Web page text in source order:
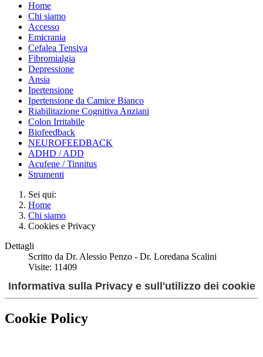
Home
Chi siamo
Accesso
Emicrania
Cefalea Tensiva
Fibromialgia
Depressione
Ansia
Ipertensione
Ipertensione da Camice Bianco
Riabilitazione Cognitiva Anziani
Colon Irritabile
Biofeedback
NEUROFEEDBACK
ADHD / ADD
Acufene / Tinnitus
Strumenti
Sei qui:
Home
Chi siamo
Cookies e Privacy
Dettagli
Scritto da Dr. Alessio Penzo - Dr. Loredana Scalini
Visite: 11409
Informativa sulla Privacy e sull'utilizzo dei cookie
Cookie Policy